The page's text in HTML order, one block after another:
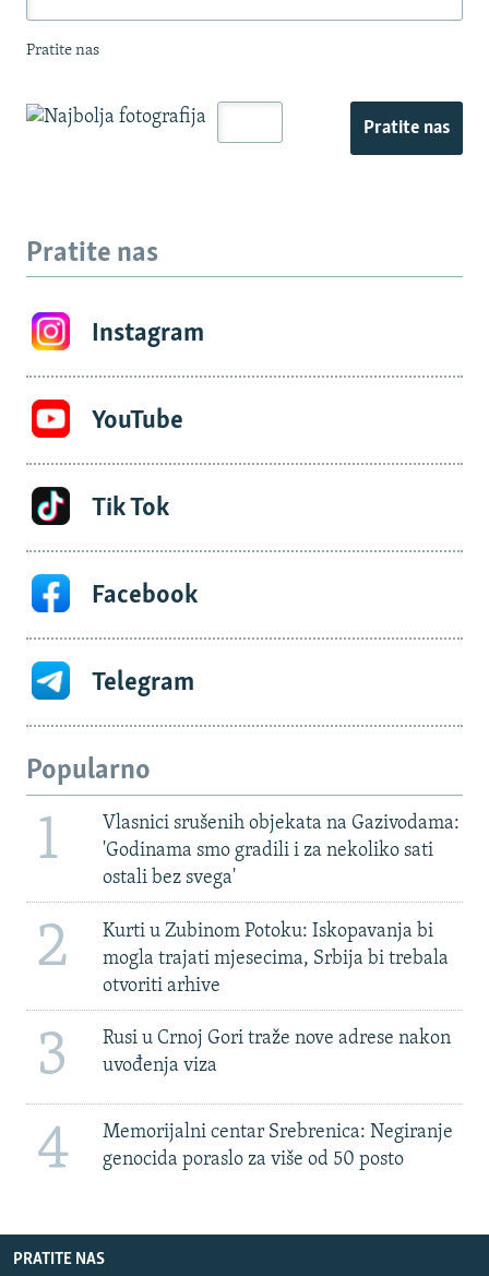
Pratite nas
Pratite nas
Pratite nas
Instagram
YouTube
Tik Tok
Facebook
Telegram
Popularno
1
Vlasnici srušenih objekata na Gazivodama:
'Godinama smo gradili i za nekoliko sati
ostali bez svega'
2
Kurti u Zubinom Potoku: Iskopavanja bi
mogla trajati mjesecima, Srbija bi trebala
otvoriti arhive
3
Rusi u Crnoj Gori traže nove adrese nakon
uvođenja viza
4
Memorijalni centar Srebrenica: Negiranje
genocida poraslo za više od 50 posto
PRATITE NAS